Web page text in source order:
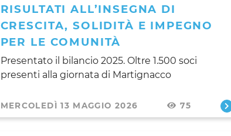
RISULTATI ALL’INSEGNA DI
CRESCITA, SOLIDITÀ E IMPEGNO
PER LE COMUNITÀ
Presentato il bilancio 2025. Oltre 1.500 soci
presenti alla giornata di Martignacco
MERCOLEDÌ 13 MAGGIO 2026 75